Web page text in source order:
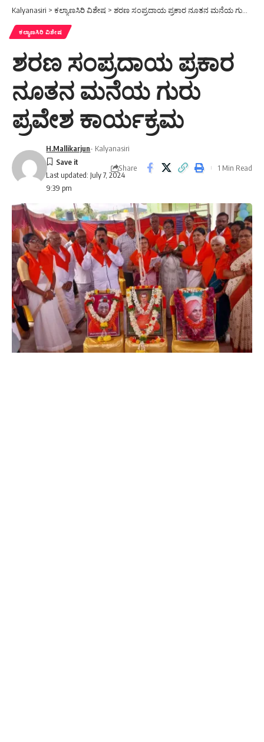
Kalyanasiri > ಕಲ್ಯಾಣಸಿರಿ ವಿಶೇಷ > ಶರಣ ಸಂಪ್ರದಾಯ ಪ್ರಕಾರ ನೂತನ ಮನೆಯ ಗುರು ಪ್ರವೇಶ ಕಾರ್ಯಕ್ರಮ
ಕಲ್ಯಾಣಸಿರಿ ವಿಶೇಷ
ಶರಣ ಸಂಪ್ರದಾಯ ಪ್ರಕಾರ
ನೂತನ ಮನೆಯ ಗುರು
ಪ್ರವೇಶ ಕಾರ್ಯಕ್ರಮ
Last updated: July 7, 2024
9:39 pm
H.Mallikarjun- Kalyanasiri
Share 1 Min Read